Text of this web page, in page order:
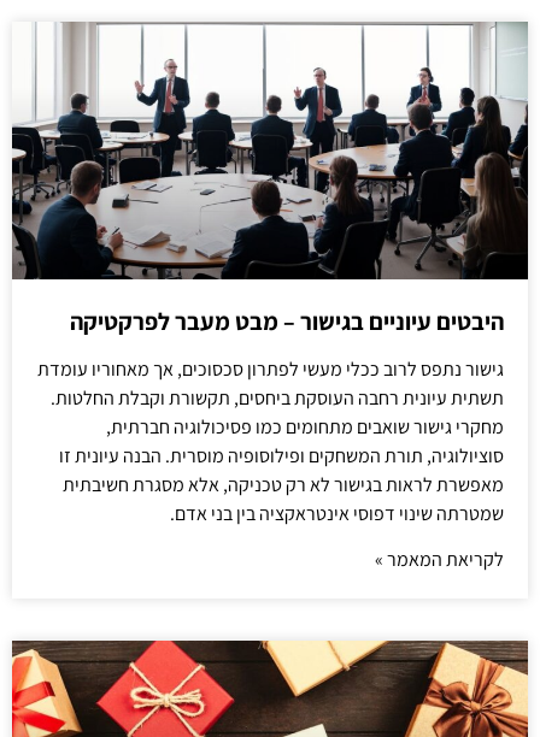
היבטים עיוניים בגישור – מבט מעבר לפרקטיקה
גישור נתפס לרוב ככלי מעשי לפתרון סכסוכים, אך מאחוריו עומדת
תשתית עיונית רחבה העוסקת ביחסים, תקשורת וקבלת החלטות.
מחקרי גישור שואבים מתחומים כמו פסיכולוגיה חברתית,
סוציולוגיה, תורת המשחקים ופילוסופיה מוסרית. הבנה עיונית זו
מאפשרת לראות בגישור לא רק טכניקה, אלא מסגרת חשיבתית
שמטרתה שינוי דפוסי אינטראקציה בין בני אדם.
לקריאת המאמר »